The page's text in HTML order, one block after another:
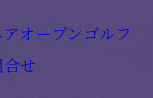
オープンゴルフ
せ